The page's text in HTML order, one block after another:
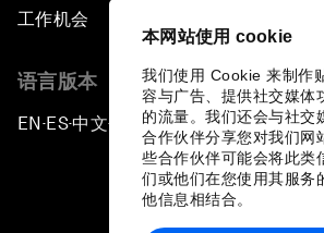
本网站使用 cookie
我们使用 Cookie 来制作
容与广告、提供社交媒体
的流量。我们还会与社交
合作伙伴分享您对我们网
些合作伙伴可能会将此类
们或他们在您使用其服务
他信息相结合。
工作机会
语言版本
EN ▪ ES▪中文▪ 日本語